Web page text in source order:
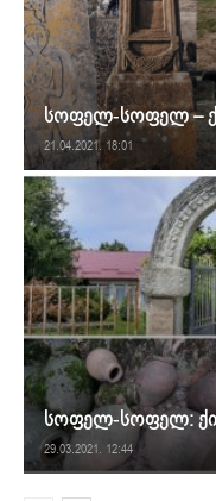
სოფელ-სოფელ –
21.04.2021. 18:01
სოფელ-სოფელ:
29.03.2021. 12:44